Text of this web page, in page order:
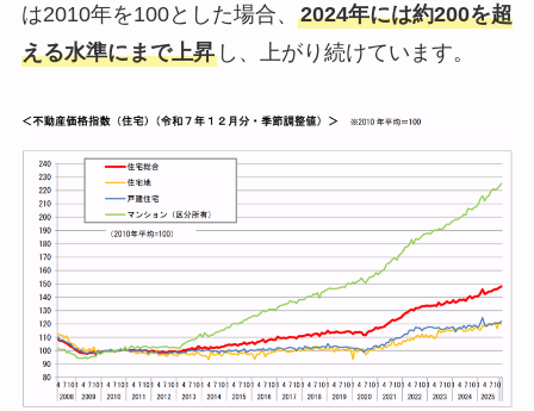
は2010年を100とした場合、 2024年には約200を超
える水準にまで上昇し、上がり続けています。